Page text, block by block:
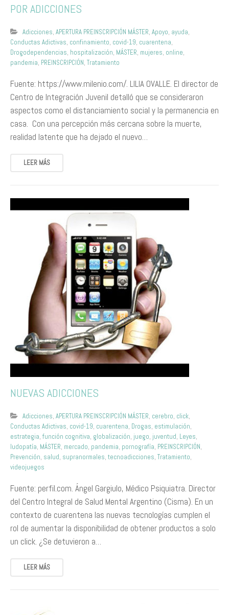
POR ADICCIONES
Adicciones, APERTURA PREINSCRIPCIÓN MÁSTER, Apoyo, ayuda,
Conductas Adictivas, confinamiento, covid-19, cuarentena,
Drogodependencias, hospitalización, MÁSTER, mujeres, online,
pandemia, PREINSCRIPCIÓN, Tratamiento
Fuente: https://www.milenio.com/. LILIA OVALLE. El director de
Centro de Integración Juvenil detalló que se consideraron
aspectos como el distanciamiento social y la permanencia en
casa. Con una percepción más cercana sobre la muerte,
realidad latente que ha dejado el nuevo…
LEER MÁS
NUEVAS ADICCIONES
Adicciones, APERTURA PREINSCRIPCIÓN MÁSTER, cerebro, click,
Conductas Adictivas, covid-19, cuarentena, Drogas, estimulación,
estrategia, función cognitiva, globalización, juego, juventud, Leyes,
ludopatía, MÁSTER, mercado, pandemia, pornografía, PREINSCRIPCIÓN,
Prevención, salud, supranormales, tecnoadicciones, Tratamiento,
videojuegos
Fuente: perfil.com. Ángel Gargiulo, Médico Psiquiatra. Director
del Centro Integral de Salud Mental Argentino (Cisma). En un
contexto de cuarentena las nuevas tecnologías cumplen el
rol de aumentar la disponibilidad de obtener productos a solo
un click. ¿Se detuvieron a…
LEER MÁS